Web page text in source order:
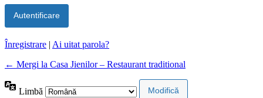
Înregistrare | Ai uitat parola?
← Mergi la Casa Jienilor – Restaurant traditional
Limbă